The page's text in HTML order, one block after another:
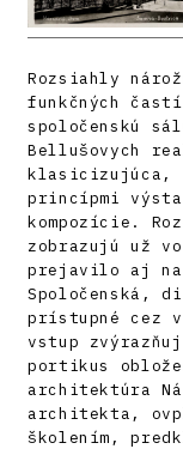
Rozsiahly
funkčných
spoločenskú
Bellušovych
klasicizujúca,
princípmi
kompozície.
zobrazujú už
prejavilo aj
Spoločenská,
prístupné cez
vstup
portikus
architektúra
architekta,
školením,